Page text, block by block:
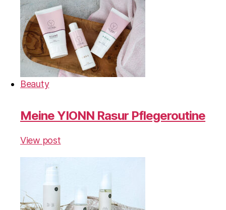
Beauty
Meine YIONN Rasur Pflegeroutine
View post